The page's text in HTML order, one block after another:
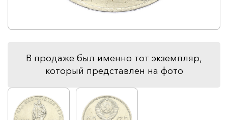
В продаже был именно тот экземпляр,
который представлен на фото